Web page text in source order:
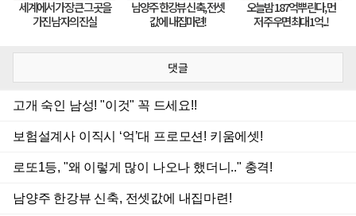
댓글